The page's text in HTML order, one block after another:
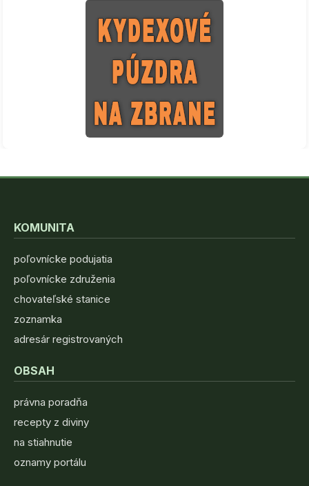
KOMUNITA
poľovnícke podujatia
poľovnícke združenia
chovateľské stanice
zoznamka
adresár registrovaných
OBSAH
právna poradňa
recepty z diviny
na stiahnutie
oznamy portálu